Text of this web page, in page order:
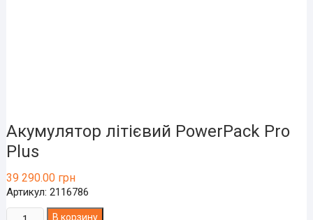
Акумулятор літієвий PowerPack Pro
Plus
39 290.00 грн
Артикул: 2116786
КоличествоВ корзину